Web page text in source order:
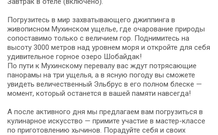
Погрузитесь в мир захватывающего джиппинга в
живописном Мухинском ущелье, где очарование природы
сопоставимо только с величием гор. Поднимитесь на
высоту 3000 метров над уровнем моря и откройте для себя
удивительное горное озеро Шобайдак!
По пути к Мухинскому перевалу вас ждут потрясающие
панорамы на три ущелья, а в ясную погоду вы сможете
увидеть величественный Эльбрус в его полном блеске —
момент, который останется в вашей памяти навсегда!
А после активного дня мы предлагаем вам погрузиться в
кулинарное искусство — примите участие в мастер-классе
по приготовлению хычинов. Порадуйте себя и своих